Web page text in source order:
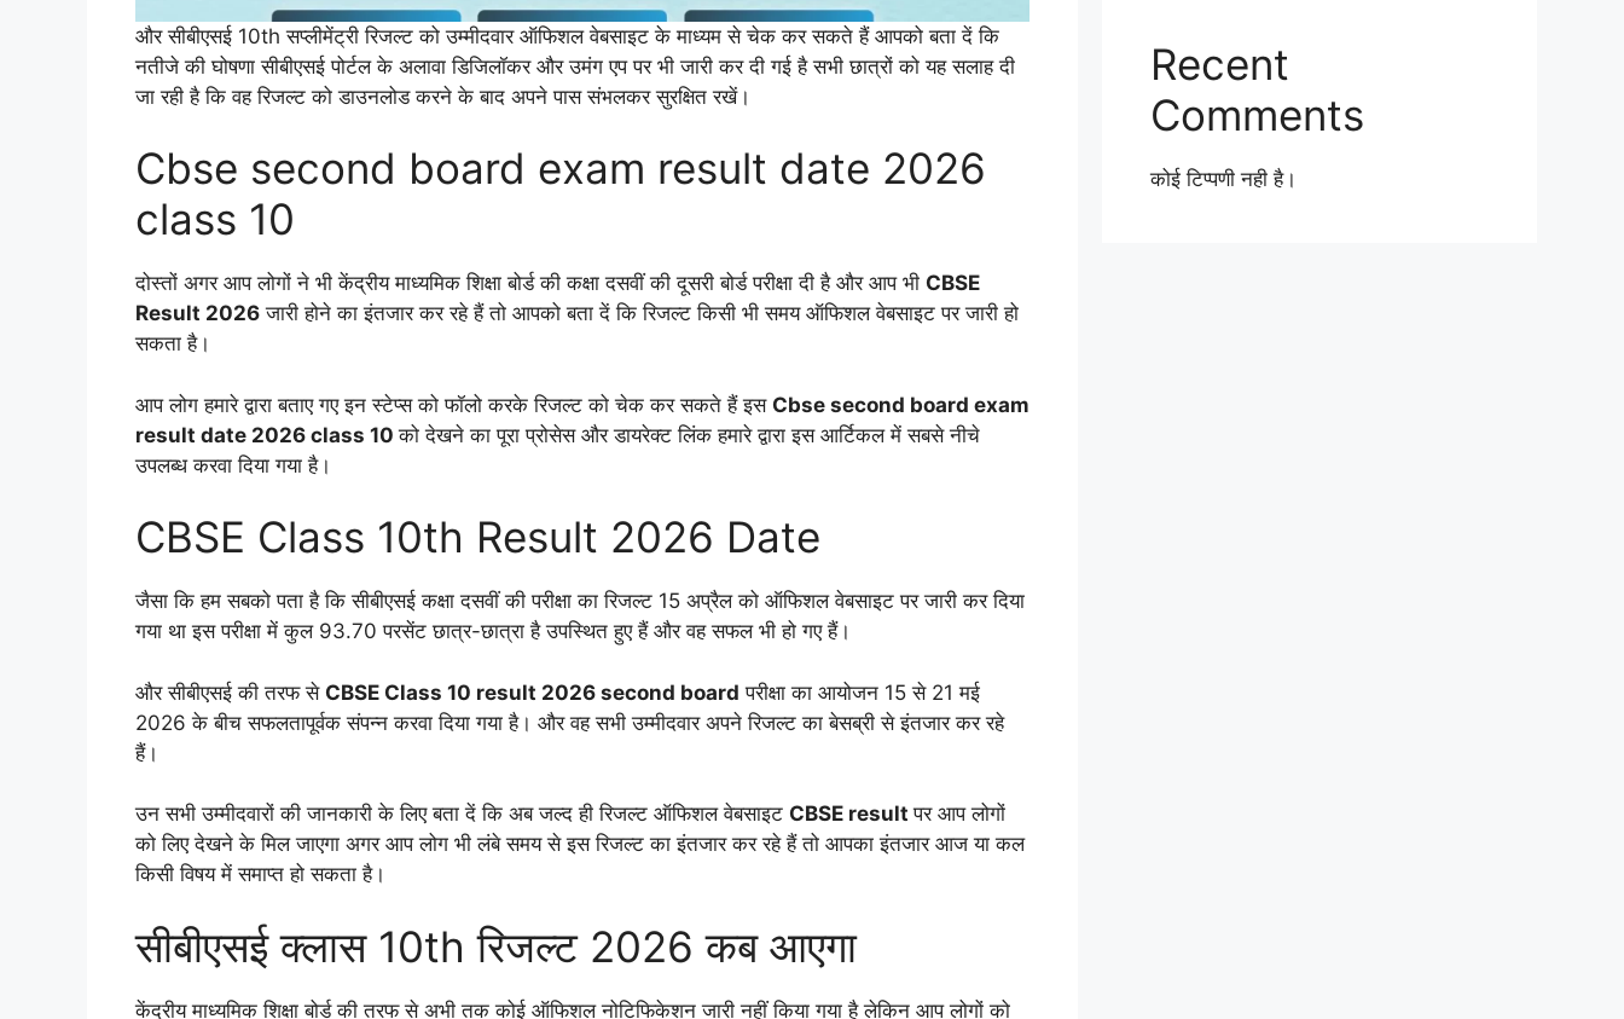
और सीबीएसई 10th सप्लीमेंट्री रिजल्ट को उम्मीदवार ऑफिशल वेबसाइट के माध्यम से चेक कर सकते हैं आपको बता दें कि
नतीजे की घोषणा सीबीएसई पोर्टल के अलावा डिजिलॉकर और उमंग एप पर भी जारी कर दी गई है सभी छात्रों को यह सलाह दी
जा रही है कि वह रिजल्ट को डाउनलोड करने के बाद अपने पास संभलकर सुरक्षित रखें।
Cbse second board exam result date 2026
class 10
दोस्तों अगर आप लोगों ने भी केंद्रीय माध्यमिक शिक्षा बोर्ड की कक्षा दसवीं की दूसरी बोर्ड परीक्षा दी है और आप भी CBSE
Result 2026 जारी होने का इंतजार कर रहे हैं तो आपको बता दें कि रिजल्ट किसी भी समय ऑफिशल वेबसाइट पर जारी हो
सकता है।
आप लोग हमारे द्वारा बताए गए इन स्टेप्स को फॉलो करके रिजल्ट को चेक कर सकते हैं इस Cbse second board exam
result date 2026 class 10को देखने का पूरा प्रोसेस और डायरेक्ट लिंक हमारे द्वारा इस आर्टिकल में सबसे नीचे
उपलब्ध करवा दिया गया है।
CBSE Class 10th Result 2026 Date
जैसा कि हम सबको पता है कि सीबीएसई कक्षा दसवीं की परीक्षा का रिजल्ट 15 अप्रैल को ऑफिशल वेबसाइट पर जारी कर दिया
गया था इस परीक्षा में कुल 93.70 परसेंट छात्र-छात्रा है उपस्थित हुए हैं और वह सफल भी हो गए हैं।
और सीबीएसई की तरफ से CBSE Class 10 result 2026 second board परीक्षा का आयोजन 15 से 21 मई
2026 के बीच सफलतापूर्वक संपन्न करवा दिया गया है। और वह सभी उम्मीदवार अपने रिजल्ट का बेसब्री से इंतजार कर रहे
हैं।
उन सभी उम्मीदवारों की जानकारी के लिए बता दें कि अब जल्द ही रिजल्ट ऑफिशल वेबसाइट CBSE resultपर आप लोगों
को लिए देखने के मिल जाएगा अगर आप लोग भी लंबे समय से इस रिजल्ट का इंतजार कर रहे हैं तो आपका इंतजार आज या कल
किसी विषय में समाप्त हो सकता है।
सीबीएसई क्लास 10th रिजल्ट 2026 कब आएगा
केंद्रीय माध्यमिक शिक्षा बोर्ड की तरफ से अभी तक कोई ऑफिशल नोटिफिकेशन जारी नहीं किया गया है लेकिन आप लोगों को
Recent
Comments
कोई टिप्पणी नही है।